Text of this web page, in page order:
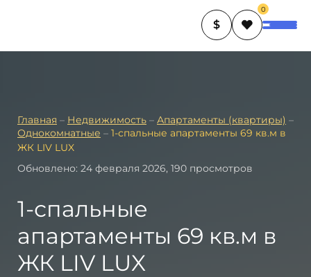
$
0
Главная – Недвижимость – Апартаменты (квартиры) –
Однокомнатные – 1-спальные апартаменты 69 кв.м в
ЖК LIV LUX
Обновлено: 24 февраля 2026, 190 просмотров
1-спальные
апартаменты 69 кв.м в
ЖК LIV LUX